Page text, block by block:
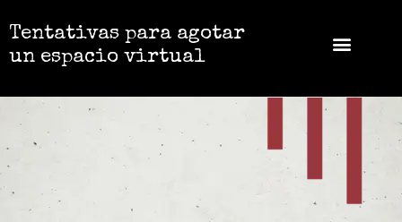
Tentativas para agotar
un espacio virtual